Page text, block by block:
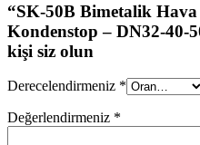
“SK-50B Bimetalik Hava
Kondenstop – DN32-40-
kişi siz olun
Derecelendirmeniz *
Değerlendirmeniz *